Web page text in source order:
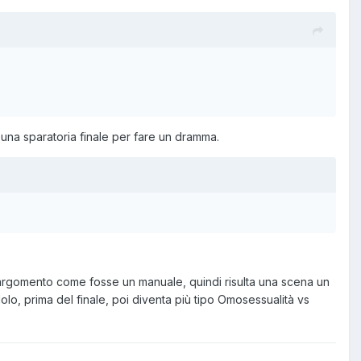
sparatoria finale per fare un dramma.
come fosse un manuale, quindi risulta una scena un
prima del finale, poi diventa più tipo Omosessualità vs